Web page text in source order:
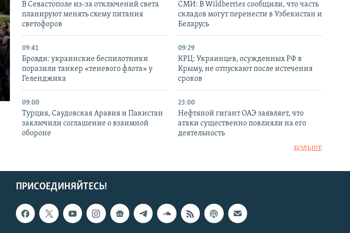
В Севастополе из-за отключений света
планируют менять схему питания
светофоров
СМИ: В Wildberries сообщили, что часть
складов могут перенести в Узбекистан и
Беларусь
09:41
Бровди: украинские беспилотники
поразили танкер «теневого флота» у
Геленджика
09:29
КРЦ: Украинцев, осужденных РФ в
Крыму, не отпускают после истечения
сроков
09:00
Турция, Саудовская Аравия и Пакистан
заключили соглашение о взаимной
обороне
23:00
Нефтяной гигант ОАЭ заявляет, что
атаки существенно повлияли на его
деятельность
БОЛЬШЕ
ПРИСОЕДИНЯЙТЕСЬ!